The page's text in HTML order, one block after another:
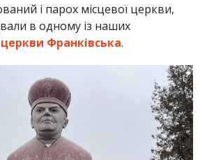
і парох місцевої церкви,
в одному із наших
Франківська.